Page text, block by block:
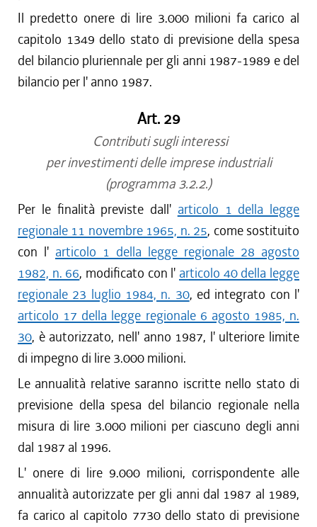
Il predetto onere di lire 3.000 milioni fa carico al
capitolo 1349 dello stato di previsione della spesa
del bilancio pluriennale per gli anni 1987-1989 e del
bilancio per l' anno 1987.
Art. 29
Contributi sugli interessi
per investimenti delle imprese industriali
(programma 3.2.2.)
Per le finalità previste dall' articolo 1 della legge
regionale 11 novembre 1965, n. 25, come sostituito
con l' articolo 1 della legge regionale 28 agosto
1982, n. 66, modificato con l' articolo 40 della legge
regionale 23 luglio 1984, n. 30, ed integrato con l'
articolo 17 della legge regionale 6 agosto 1985, n.
30, è autorizzato, nell' anno 1987, l' ulteriore limite
di impegno di lire 3.000 milioni.
Le annualità relative saranno iscritte nello stato di
previsione della spesa del bilancio regionale nella
misura di lire 3.000 milioni per ciascuno degli anni
dal 1987 al 1996.
L' onere di lire 9.000 milioni, corrispondente alle
annualità autorizzate per gli anni dal 1987 al 1989,
fa carico al capitolo 7730 dello stato di previsione